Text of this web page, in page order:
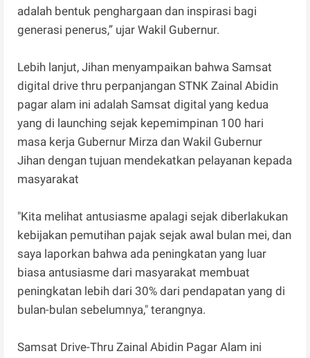
adalah bentuk penghargaan dan inspirasi bagi
generasi penerus,” ujar Wakil Gubernur.
Lebih lanjut, Jihan menyampaikan bahwa Samsat
digital drive thru perpanjangan STNK Zainal Abidin
pagar alam ini adalah Samsat digital yang kedua
yang di launching sejak kepemimpinan 100 hari
masa kerja Gubernur Mirza dan Wakil Gubernur
Jihan dengan tujuan mendekatkan pelayanan kepada
masyarakat
"Kita melihat antusiasme apalagi sejak diberlakukan
kebijakan pemutihan pajak sejak awal bulan mei, dan
saya laporkan bahwa ada peningkatan yang luar
biasa antusiasme dari masyarakat membuat
peningkatan lebih dari 30% dari pendapatan yang di
bulan-bulan sebelumnya," terangnya.
Samsat Drive-Thru Zainal Abidin Pagar Alam ini